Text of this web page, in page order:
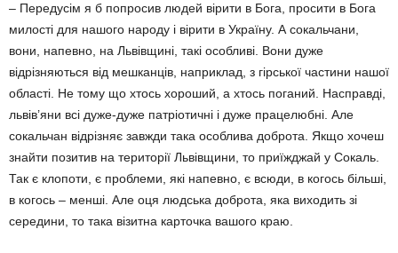
– Передусім я б попросив людей вірити в Бога, просити в Бога
милості для нашого народу і вірити в Україну. А сокальчани,
вони, напевно, на Львівщині, такі особливі. Вони дуже
відрізняються від мешканців, наприклад, з гірської частини нашої
області. Не тому що хтось хороший, а хтось поганий. Насправді,
львів’яни всі дуже-дуже патріо­тичні і дуже працелюбні. Але
сокальчан відрізняє завжди така особлива доброта. Якщо хочеш
знайти позитив на території Львівщини, то приїжджай у Сокаль.
Так є клопоти, є проблеми, які напевно, є всюди, в когось більші,
в когось – менші. Але оця людська доброта, яка виходить зі
середини, то така візитна карточка вашого краю.